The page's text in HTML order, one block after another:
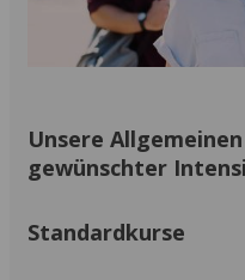
Unsere
gewünschter
Standardkurse